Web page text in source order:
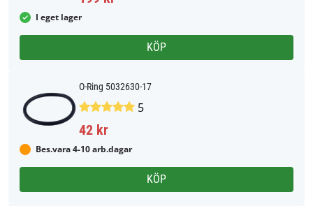
I eget lager
KÖP
O-Ring 5032630-17
5
42 kr
Bes.vara 4-10 arb.dagar
KÖP